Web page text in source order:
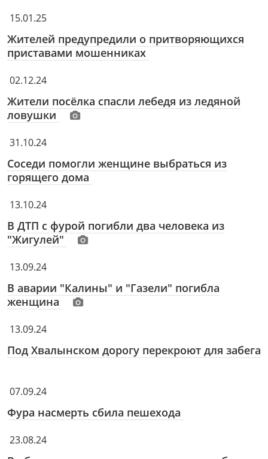
15.01.25
Жителей предупредили о притворяющихся
приставами мошенниках
02.12.24
Жители посёлка спасли лебедя из ледяной
ловушки
31.10.24
Соседи помогли женщине выбраться из
горящего дома
13.10.24
В ДТП с фурой погибли два человека из
"Жигулей"
13.09.24
В аварии "Калины" и "Газели" погибла
женщина
13.09.24
Под Хвалынском дорогу перекроют для забега
07.09.24
Фура насмерть сбила пешехода
23.08.24